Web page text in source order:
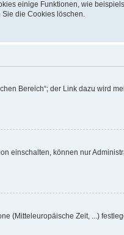
einige Funktionen, wie
die Cookies löschen.
Bereich“; der Link dazu wird
einschalten, können nur
(Mitteleuropäische Zeit, ...)